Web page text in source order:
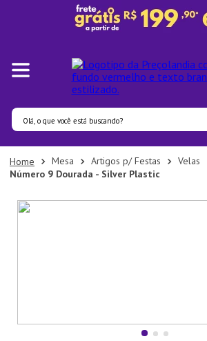
Olá, o que você está buscando?
Mesa Artigos p/ Festas Velas
Número 9 Dourada - Silver Plastic
Termos mais buscados
1º
Pratos
2º
Panelas
7º
Copo